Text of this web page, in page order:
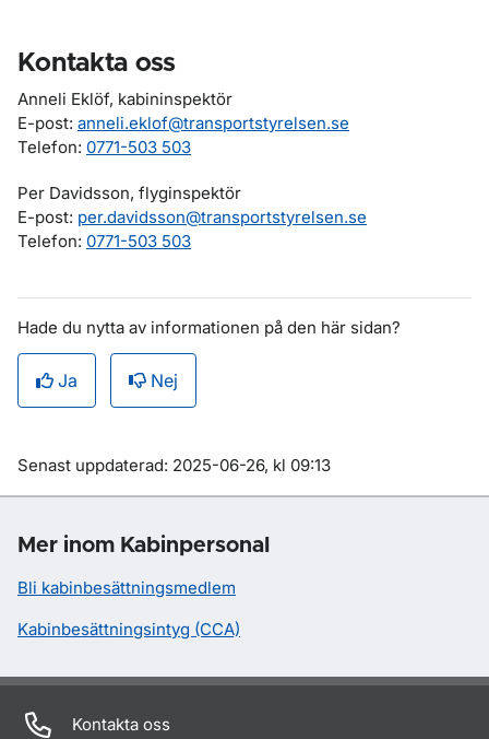
Kontakta oss
Anneli Eklöf, kabininspektör
E-post: anneli.eklof@transportstyrelsen.se
Telefon: 0771-503 503
Per Davidsson, flyginspektör
E-post: per.davidsson@transportstyrelsen.se
Telefon: 0771-503 503
Hade du nytta av informationen på den här sidan?
Ja Nej
Om sidan
Senast uppdaterad: 2025-06-26, kl 09:13
Mer inom Kabinpersonal
Bli kabinbesättningsmedlem
Kabinbesättningsintyg (CCA)
Kontakta oss